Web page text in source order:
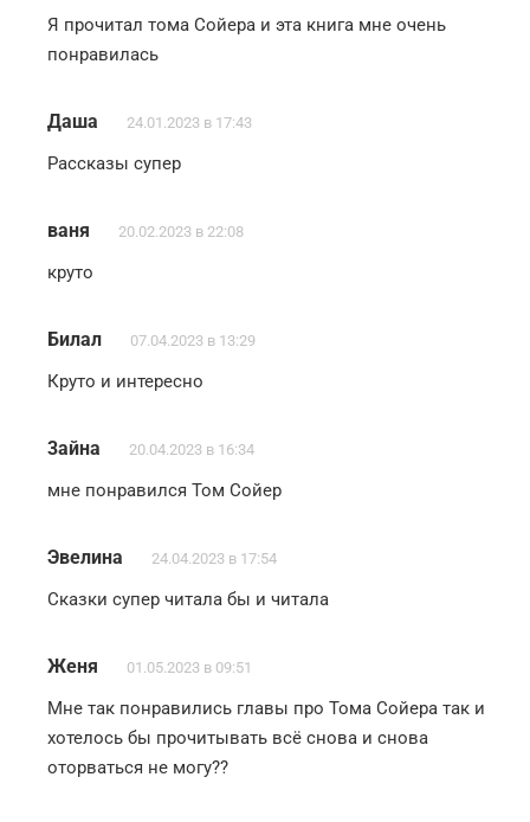
Я прочитал тома Сойера и эта книга мне очень
понравилась
Даша 24.01.2023 в 17:43
Рассказы супер
ваня 20.02.2023 в 22:08
круто
Билал 07.04.2023 в 13:29
Круто и интересно
3айна 20.04.2023 в 16:34
мне понравился Том Сойер
Эвелина 24.04.2023 в 17:54
Сказки супер читала бы и читала
Женя 01.05.2023 в 09:51
Мне так понравились главы про Тома Сойера так и
хотелось бы прочитывать всё снова и снова
оторваться не могу??